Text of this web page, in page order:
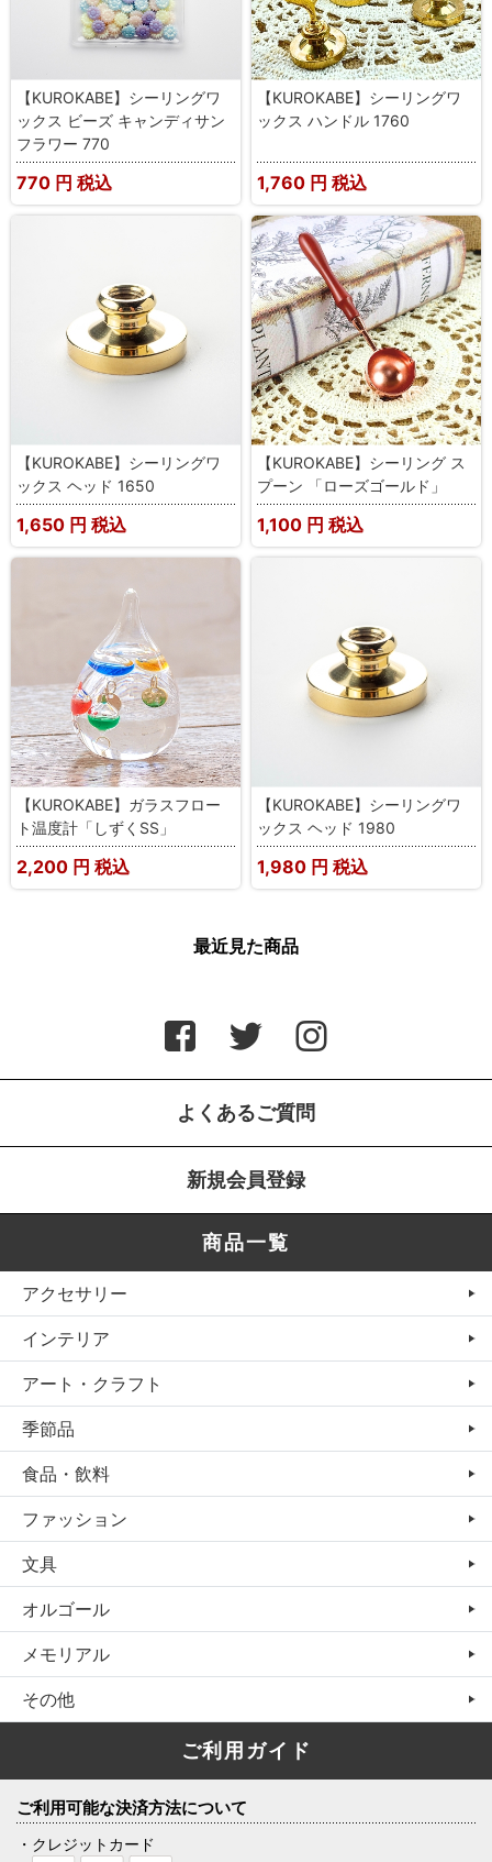
【KUROKABE】シーリングワ
ックス ビーズ キャンディサン
フラワー 770
770 円 税込
【KUROKABE】シーリングワ
ックス ハンドル 1760
1,760 円 税込
【KUROKABE】シーリングワ
ックス ヘッド 1650
1,650 円 税込
【KUROKABE】シーリング ス
プーン 「ローズゴールド」
1,100 円 税込
【KUROKABE】ガラスフロー
ト温度計「しずくSS」
2,200 円 税込
【KUROKABE】シーリングワ
ックス ヘッド 1980
1,980 円 税込
最近見た商品
よくあるご質問
新規会員登録
商品一覧
アクセサリー
インテリア
アート・クラフト
季節品
食品・飲料
ファッション
文具
オルゴール
メモリアル
その他
ご利用ガイド
ご利用可能な決済方法について
・クレジットカード